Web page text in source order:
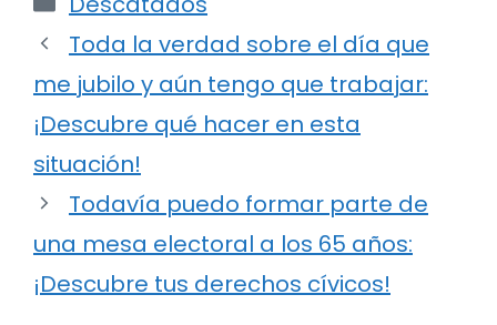
Toda la verdad sobre el día que
me jubilo y aún tengo que trabajar:
¡Descubre qué hacer en esta
situación!
Todavía puedo formar parte de
una mesa electoral a los 65 años:
¡Descubre tus derechos cívicos!